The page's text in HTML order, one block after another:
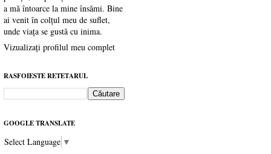
a mă întoarce la mine însămi. Bine
ai venit în colțul meu de suflet,
unde viața se gustă cu inima.
Vizualizați profilul meu complet
RASFOIESTE RETETARUL
GOOGLE TRANSLATE
Select Language ▼